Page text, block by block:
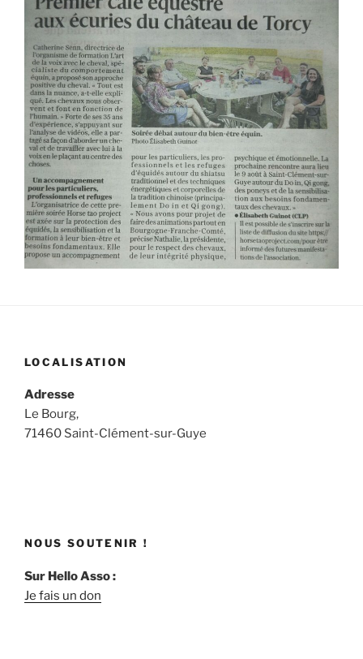
LOCALISATION
Adresse
Le Bourg,
71460 Saint-Clément-sur-Guye
NOUS SOUTENIR !
Sur Hello Asso :
Je fais un don